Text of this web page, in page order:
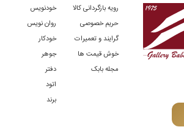
رویه بازگردانی کالا
حریم خصوصی
گرایند و تعمیرات
خوش قیمت ها
مجله بابک
خودنویس
روان نویس
خودکار
جوهر
دفتر
اتود
برند